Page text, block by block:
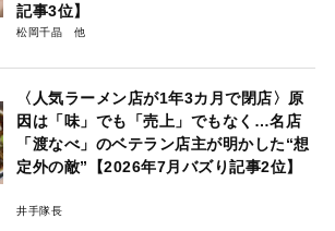
記事3位】
松岡千晶
〈人気ラーメン店が1年3カ月で閉店〉原
因は「味」でも「売上」でもなく…名店
「渡なべ」のベテラン店主が明かした“想
定外の敵”【2026年7月バズり記事2位】
井手隊長